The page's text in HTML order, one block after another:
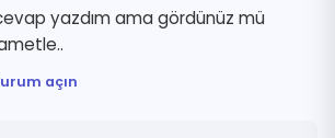
yazdım ama gördünüz mü
açın